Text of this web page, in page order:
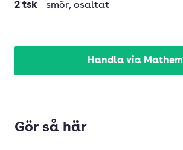
2 tsk smör, osaltat
Handla via Mathem
Gör så här